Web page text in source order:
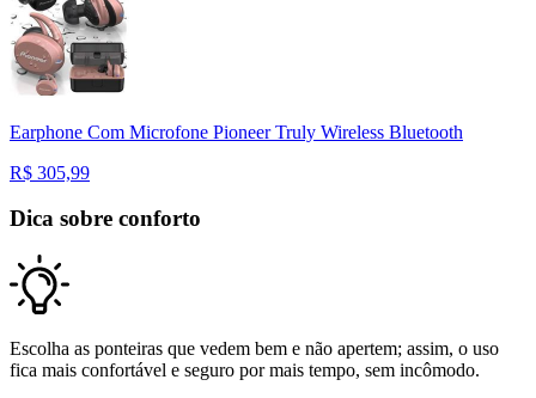
Earphone Com Microfone Pioneer Truly Wireless Bluetooth
R$ 305,99
Dica sobre conforto
Escolha as ponteiras que vedem bem e não apertem; assim, o uso
fica mais confortável e seguro por mais tempo, sem incômodo.